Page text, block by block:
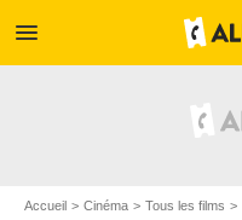
menu
Accueil Cinéma Tous les films